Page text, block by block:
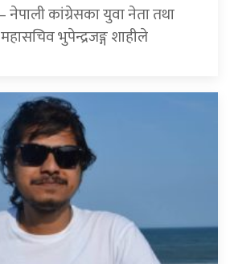
कांग्रेसका युवा नेता तथा
भुपेन्द्रजङ्ग शाहीले